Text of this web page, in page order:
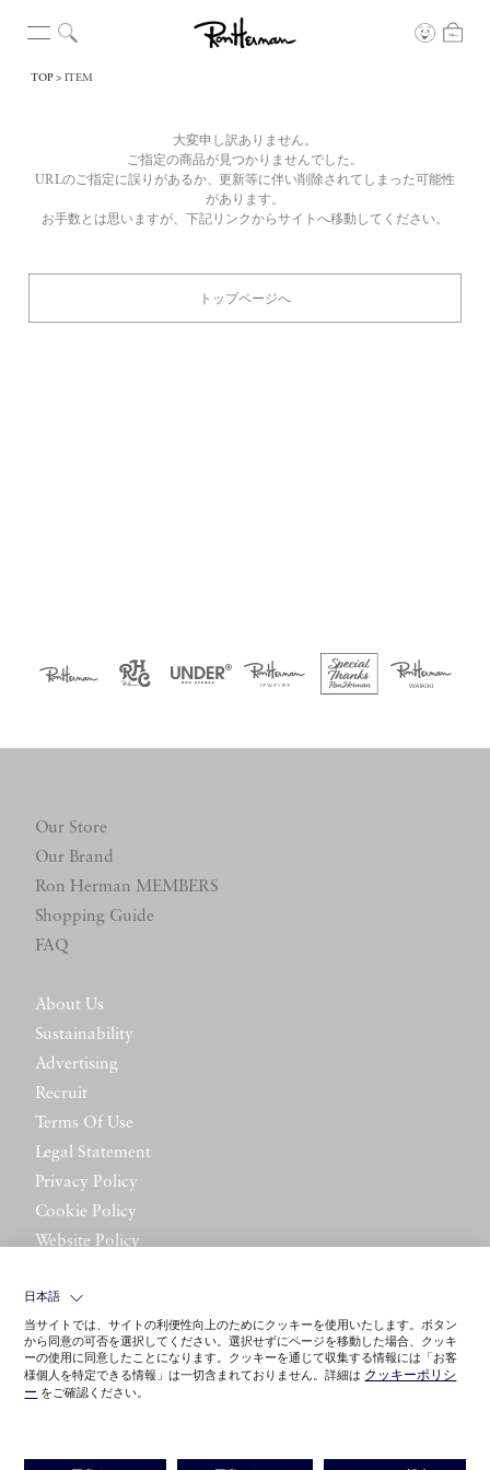
TOP ITEM
大変申し訳ありません。
ご指定の商品が見つかりませんでした。
URLのご指定に誤りがあるか、更新等に伴い削除されてしまった可能性
があります。
お手数とは思いますが、下記リンクからサイトへ移動してください。
トップページへ
Our Store
Our Brand
Ron Herman MEMBERS
Shopping Guide
FAQ
About Us
Sustainability
Advertising
Recruit
Terms Of Use
Legal Statement
Privacy Policy
Cookie Policy
Website Policy
日本語
当サイトでは、サイトの利便性向上のためにクッキーを使用いたします。ボタン
から同意の可否を選択してください。選択せずにページを移動した場合、クッキ
ーの使用に同意したことになります。クッキーを通じて収集する情報には「お客
様個人を特定できる情報」は一切含まれておりません。詳細は クッキーポリシ
ー をご確認ください。